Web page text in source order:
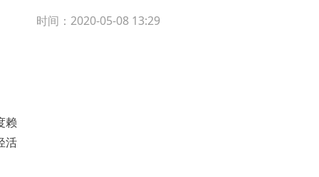
赖
活
时间：2020-05-08 13:29